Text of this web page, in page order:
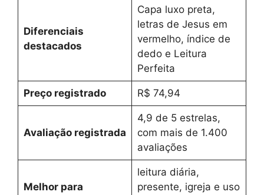
Diferenciais
destacados
Capa luxo preta,
letras de Jesus em
vermelho, índice de
dedo e Leitura
Perfeita
Preço registrado R$ 74,94
Avaliação registrada
4,9 de 5 estrelas,
com mais de 1.400
avaliações
Melhor para
leitura diária,
presente, igreja e uso